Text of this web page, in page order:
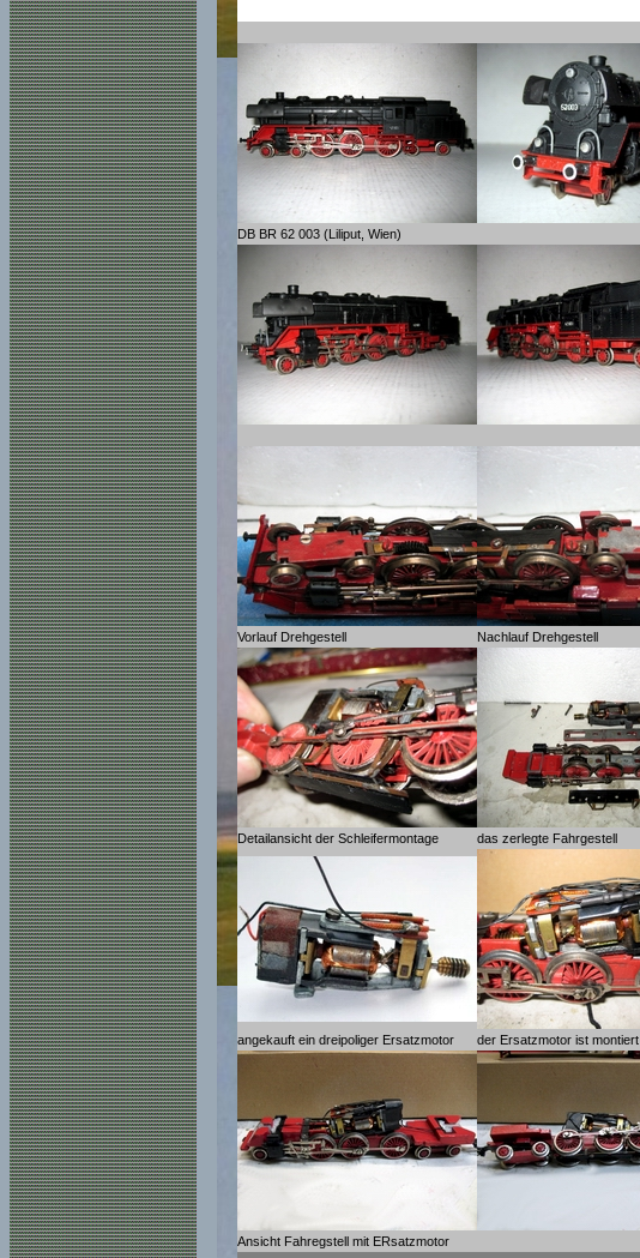
DB BR 62 003 (Liliput, Wien)
Vorlauf Drehgestell Nachlauf Drehgestell
Detailansicht der Schleifermontage das zerlegte Fahrgestell
angekauft ein dreipoliger Ersatzmotor der Ersatzmotor ist montiert
Ansicht Fahregstell mit ERsatzmotor